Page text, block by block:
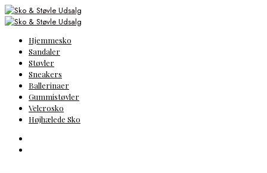
Hjemmesko
Sandaler
Støvler
Sneakers
Ballerinaer
Gummistøvler
Velcrosko
Højhælede Sko